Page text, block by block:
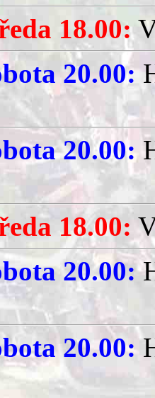
18.00:
20.00:
20.00:
18.00:
20.00:
20.00: